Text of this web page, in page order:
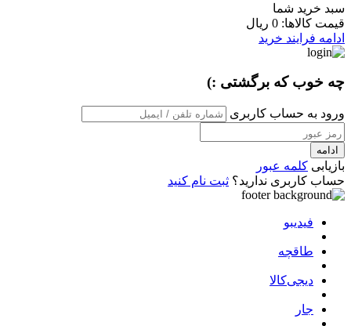
سبد خرید شما
قیمت کالاها: 0 ریال
ادامه فرایند خرید
چه خوب که برگشتی :)
ورود به حساب کاربری
ادامه
بازیابی کلمه عبور
حساب کاربری ندارید؟ ثبت نام کنید
فیدیبو
طاقچه
دیجی‌کالا
جار